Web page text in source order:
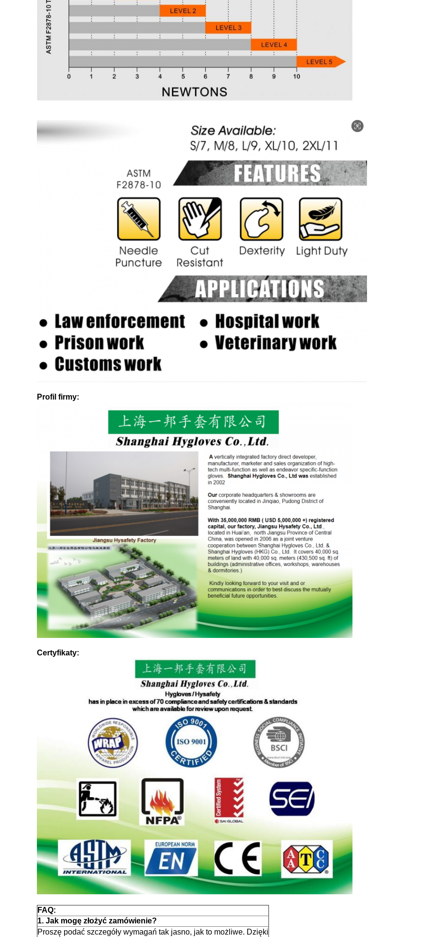
Profil firmy:
Certyfikaty:
FAQ:
1. Jak mogę złożyć zamówienie?
Proszę podać szczegóły wymagań tak jasno, jak to możliwe. Dzięki